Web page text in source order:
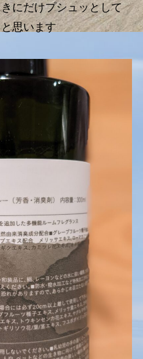
にだけプシュッとして
思います